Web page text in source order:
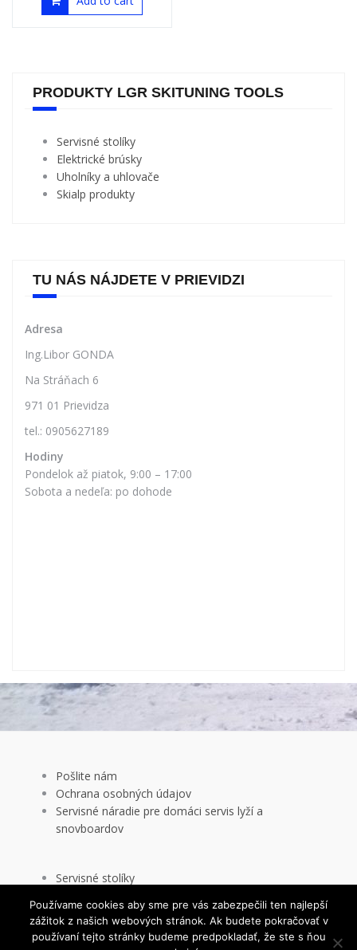
Add to cart
PRODUKTY LGR SKITUNING TOOLS
Servisné stolíky
Elektrické brúsky
Uholníky a uhlovače
TU NÁS NÁJDETE V PRIEVIDZI
Hodiny
Pondelok až piatok, 9:00 – 17:00
Pošlite nám
Ochrana osobných údajov
Servisné náradie pre domáci servis lyží a
Elektrické brúsky
Uholníky a uhlovače
Skialp produkty
This website uses cookies to improve your experience. We'll
Používame cookies aby sme pre vás zabezpečili ten najlepší
zážitok z našich webových stránok. Ak budete pokračovať v
používaní tejto stránky budeme predpokladať, že ste s ňou